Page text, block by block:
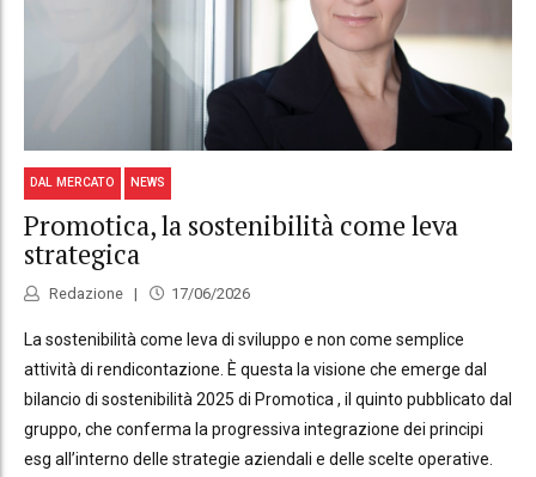
DAL MERCATO NEWS
Promotica, la sostenibilità come leva
strategica
Redazione 17/06/2026
La sostenibilità come leva di sviluppo e non come semplice
attività di rendicontazione. È questa la visione che emerge dal
bilancio di sostenibilità 2025 di Promotica , il quinto pubblicato dal
gruppo, che conferma la progressiva integrazione dei principi
esg all’interno delle strategie aziendali e delle scelte operative.